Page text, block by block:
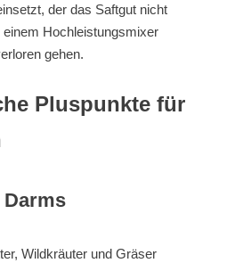
der das Saftgut nicht
Hochleistungsmixer
gehen.
Pluspunkte für
Darms
Wildkräuter und Gräser